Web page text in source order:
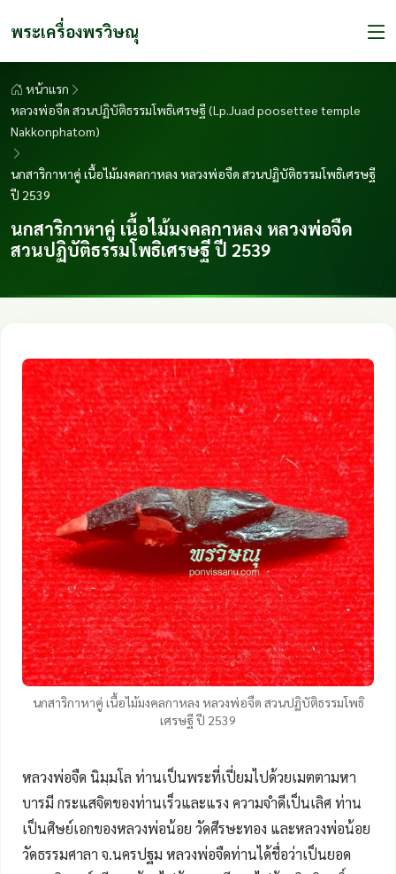
พระเครื่องพรวิษณุ
หน้าแรก
หลวงพ่อจืด สวนปฏิบัติธรรมโพธิเศรษฐี (Lp.Juad poosettee temple
Nakkonphatom)
นกสาริกาหาคู่ เนื้อไม้มงคลกาหลง หลวงพ่อจืด สวนปฏิบัติธรรมโพธิเศรษฐี
ปี 2539
นกสาริกาหาคู่ เนื้อไม้มงคลกาหลง หลวงพ่อจืด
สวนปฏิบัติธรรมโพธิเศรษฐี ปี 2539
นกสาริกาหาคู่ เนื้อไม้มงคลกาหลง หลวงพ่อจืด สวนปฏิบัติธรรมโพธิ
เศรษฐี ปี 2539
หลวงพ่อจืด นิมฺมโล ท่านเป็นพระที่เปี่ยมไปด้วยเมตตามหา
บารมี กระแสจิตของท่านเร็วและแรง ความจำดีเป็นเลิศ ท่าน
เป็นศิษย์เอกของหลวงพ่อน้อย วัดศีรษะทอง และหลวงพ่อน้อย
วัดธรรมศาลา จ.นครปฐม หลวงพ่อจืดท่านได้ชื่อว่าเป็นยอด